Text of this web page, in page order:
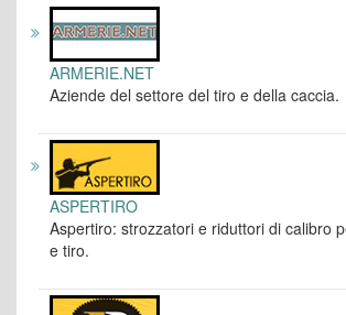
ARMERIE.NET
Aziende del settore del tiro e della caccia.
ASPERTIRO
Aspertiro: strozzatori e riduttori di calibro
e tiro.